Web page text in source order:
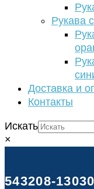
Рукава
Доставка и
Контакты
Искать
×
543208-